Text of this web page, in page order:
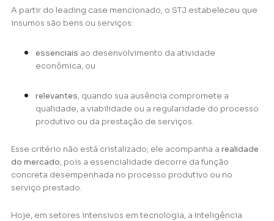
A partir do leading case mencionado, o STJ estabeleceu que
insumos são bens ou serviços:
essenciais ao desenvolvimento da atividade
econômica, ou
relevantes, quando sua ausência compromete a
qualidade, a viabilidade ou a regularidade do processo
produtivo ou da prestação de serviços.
Esse critério não está cristalizado; ele acompanha a realidade
do mercado, pois a essencialidade decorre da função
concreta desempenhada no processo produtivo ou no
serviço prestado.
Hoje, em setores intensivos em tecnologia, a Inteligência